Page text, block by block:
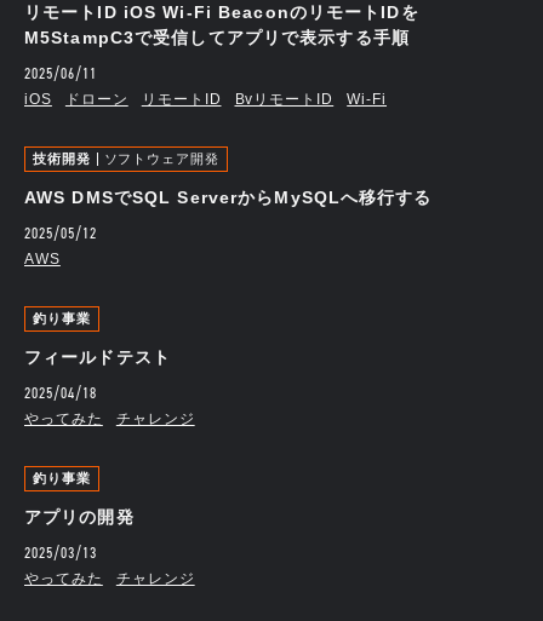
リモートID iOS Wi-Fi BeaconのリモートIDを
M5StampC3で受信してアプリで表示する手順
2025/06/11
iOS ドローン リモートID BvリモートID Wi-Fi
技術開発 ソフトウェア開発
AWS DMSでSQL ServerからMySQLへ移行する
2025/05/12
AWS
釣り事業
フィールドテスト
2025/04/18
やってみた チャレンジ
釣り事業
アプリの開発
2025/03/13
やってみた チャレンジ